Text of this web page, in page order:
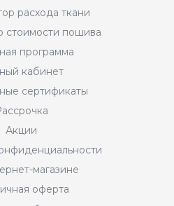
расхода ткани
стоимости пошива
программа
кабинет
сертификаты
Акции
магазине
оферта